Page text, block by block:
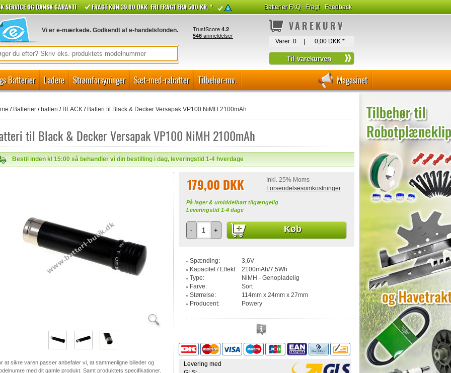
SERVICE OG DANSK GARANTI FRAGT KUN 39.00 DKK. FRI FRAGT FRA 500 KR. * Batterier FAQ Fragt Feedback
Vi er e-mærkede. Godkendt af e-handelsfonden. VAREKURV
Varer: 0 0,00 DKK *
Batterier Ladere Strømforsyninger Sæt-med-rabatter Tilbehør-mv. Magasinet
/ Batterier/ batteri / BLACK/ Batteri til Black & Decker Versapak VP100 NiMH 2100mAh
til Black & Decker Versapak VP100 NiMH 2100mAh
Bestil inden kl 15:00 så behandler vi din bestilling i dag, leveringstid 1-4 hverdage
at sikre varen passer anbefaler vi, at sammenligne billeder og
med dit gamle produkt. Samt produktets specifikationer.
179,00 DKK
Inkl. 25% Moms
Forsendelsesomkostninger
På lager & umiddelbart tilgængelig
Leveringstid 1-4 dage
- + Køb
Spænding:
3,6V
Kapacitet / Effekt:
2100mAh/7,5Wh
Type:
NiMH - Genopladelig
Farve:
Sort
Størrelse:
114mm x 24mm x 27mm
Producent:
Powery
Levering med